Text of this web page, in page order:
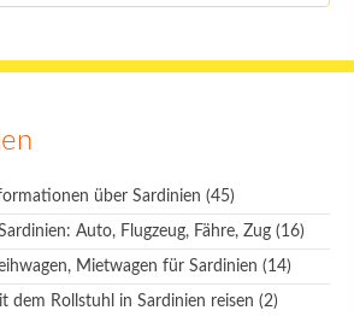
über Sardinien (45)
Auto, Flugzeug, Fähre, Zug (16)
Mietwagen für Sardinien (14)
dem Rollstuhl in Sardinien reisen (2)